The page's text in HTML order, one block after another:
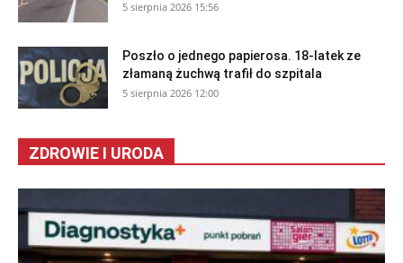
5 sierpnia 2026 15:56
Poszło o jednego papierosa. 18-latek ze
złamaną żuchwą trafił do szpitala
5 sierpnia 2026 12:00
ZDROWIE I URODA